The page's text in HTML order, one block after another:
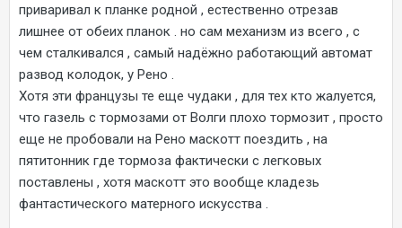
приваривал к планке родной , естественно отрезав
лишнее от обеих планок . но сам механизм из всего , с
чем сталкивался , самый надёжно работающий автомат
развод колодок, у Рено .
Хотя эти французы те еще чудаки , для тех кто жалуется,
что газель с тормозами от Волги плохо тормозит , просто
еще не пробовали на Рено маскотт поездить , на
пятитонник где тормоза фактически с легковых
поставлены , хотя маскотт это вообще кладезь
фантастического матерного искусства .